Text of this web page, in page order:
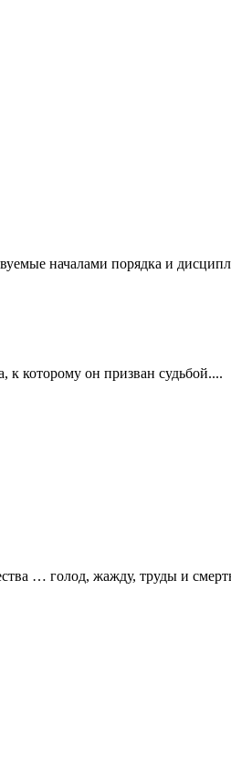
началами порядка и
к которому он призван судьбой....
… голод, жажду, труды и